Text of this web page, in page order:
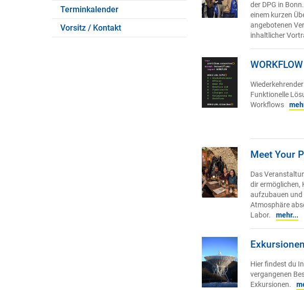
Terminkalender
Vorsitz / Kontakt
der DPG in
einem kurzen
angebotenen
inhaltlicher
WORKFLOW
Funktionelle
Workflows
Meet Your
Das
dir ermöglichen,
aufzubauen und
Atmosphäre
Labor.
mehr...
Hier findest du
vergangenen
Exkursionen.